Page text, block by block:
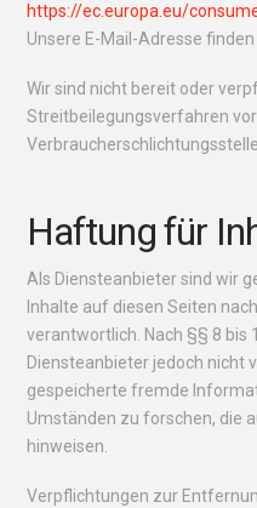
https://ec.europa.eu/
Unsere E-Mail-Adresse
Wir sind nicht bereit oder
Streitbeilegungsverfahren
Haftung für
Als Diensteanbieter sind wir
Inhalte auf diesen Seiten
verantwortlich. Nach §§ 8 bis
Diensteanbieter jedoch nicht
gespeicherte fremde
Umständen zu forschen, die
hinweisen.
Verpflichtungen zur